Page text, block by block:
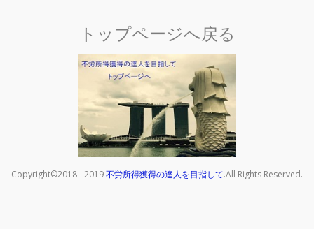
トップページへ戻る
Copyright©2018 - 2019不労所得獲得の達人を目指して.All Rights Reserved.